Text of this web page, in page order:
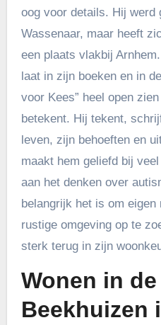
oog voor details. Hij werd
Wassenaar, maar heeft
een plaats vlakbij
laat in zijn boeken en in
voor Kees” heel open
betekent. Hij tekent,
leven, zijn behoeften en
maakt hem geliefd bij
aan het denken over
belangrijk het is om eigen
rustige omgeving op te
sterk terug in zijn
Wonen in
Beekhuizen